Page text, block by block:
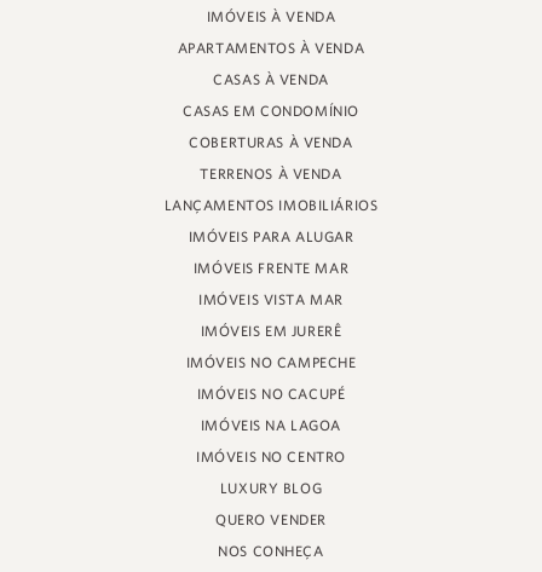
RUA PROF. HEINZ BRAUNSPERGER, 88 - LOJA 3
JURERÊ INTERNACIONAL, FLORIANÓPOLIS
SANTA CATARINA - 88053-680
CRECI 11161
IMÓVEIS À VENDA
APARTAMENTOS À VENDA
CASAS À VENDA
CASAS EM CONDOMÍNIO
COBERTURAS À VENDA
TERRENOS À VENDA
LANÇAMENTOS IMOBILIÁRIOS
IMÓVEIS PARA ALUGAR
IMÓVEIS FRENTE MAR
IMÓVEIS VISTA MAR
IMÓVEIS EM JURERÊ
IMÓVEIS NO CAMPECHE
IMÓVEIS NO CACUPÉ
IMÓVEIS NA LAGOA
IMÓVEIS NO CENTRO
LUXURY BLOG
QUERO VENDER
NOS CONHEÇA